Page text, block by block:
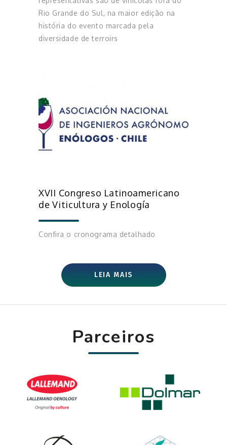
Rio Grande do Sul, na maior edição na
história do evento marcada pela
diversidade de terroirs
XVII Congreso Latinoamericano
de Viticultura y Enología
Confira o cronograma detalhado
LEIA MAIS
Parceiros